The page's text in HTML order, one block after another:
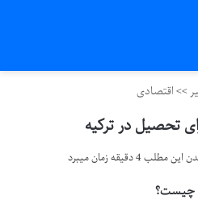
>>اقتصادی
تحصیل در ترکیه
مطلب 4 دقیقه زمان میبرد
چیست؟